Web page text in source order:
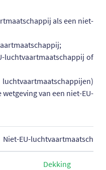
als een niet-
luchtvaartmaatschappij of
van een niet-EU-
Niet-EU-luchtvaartmaatschappij
Dekking